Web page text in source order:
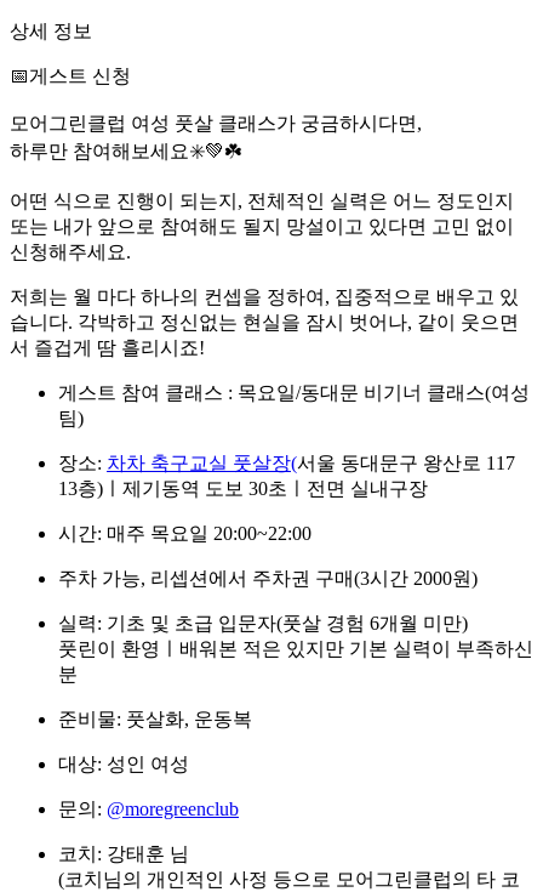
상세 정보
📅게스트 신청
모어그린클럽 여성 풋살 클래스가 궁금하시다면,
하루만 참여해보세요✳️💚☘️
어떤 식으로 진행이 되는지, 전체적인 실력은 어느 정도인지
또는 내가 앞으로 참여해도 될지 망설이고 있다면 고민 없이
신청해주세요.
저희는 월 마다 하나의 컨셉을 정하여, 집중적으로 배우고 있
습니다. 각박하고 정신없는 현실을 잠시 벗어나, 같이 웃으면
서 즐겁게 땀 흘리시죠!
게스트 참여 클래스 : 목요일/동대문 비기너 클래스(여성
팀)
장소: 차차 축구교실 풋살장(서울 동대문구 왕산로 117
13층)ㅣ제기동역 도보 30초ㅣ전면 실내구장
시간: 매주 목요일 20:00~22:00
주차 가능, 리셉션에서 주차권 구매(3시간 2000원)
실력: 기초 및 초급 입문자(풋살 경험 6개월 미만)
풋린이 환영ㅣ배워본 적은 있지만 기본 실력이 부족하신
분
준비물: 풋살화, 운동복
대상: 성인 여성
문의: @moregreenclub
코치: 강태훈 님
(코치님의 개인적인 사정 등으로 모어그린클럽의 타 코